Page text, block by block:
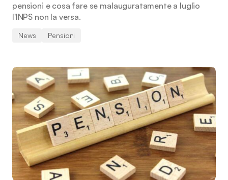
pensioni e cosa fare se malauguratamente a luglio
l'INPS non la versa.
News Pensioni